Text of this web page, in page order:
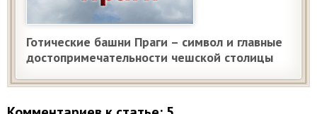
Готические башни Праги – символ и главные
достопримечательности чешской столицы